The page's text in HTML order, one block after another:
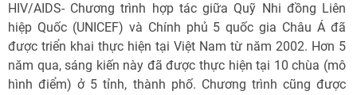
HIV/AIDS- Chương trình hợp tác giữa Quỹ Nhi đồng Liên
hiệp Quốc (UNICEF) và Chính phủ 5 quốc gia Châu Á đã
được triển khai thực hiện tại Việt Nam từ năm 2002. Hơn 5
năm qua, sáng kiến này đã được thực hiện tại 10 chùa (mô
hình điểm) ở 5 tỉnh, thành phố. Chương trình cũng được